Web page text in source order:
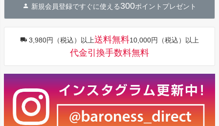
へ
新規会員登録ですぐに使える300ポイントプレゼント
3,980円（税込）以上送料無料10,000円（税込）以上
代金引換手数料無料